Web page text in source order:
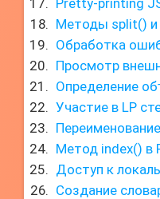
Pretty-printing
Методы split() и
Обработка
Просмотр
Определение
Участие в LP
Метод index() в
Доступ к
Создание